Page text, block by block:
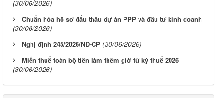
(30/06/2026)
Chuẩn hóa hồ sơ đấu thầu dự án PPP và đầu tư kinh doanh
(30/06/2026)
Nghị định 245/2026/NĐ-CP (30/06/2026)
Miễn thuế toàn bộ tiền làm thêm giờ từ kỳ thuế 2026
(30/06/2026)